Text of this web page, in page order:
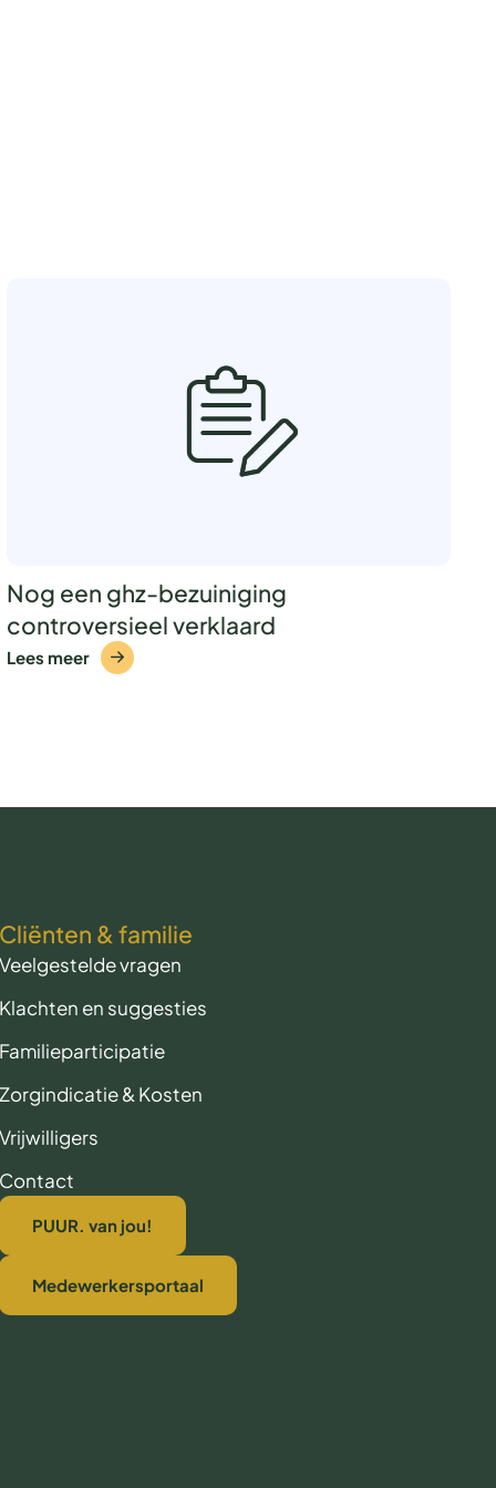
Nog een ghz-bezuiniging
controversieel verklaard
Lees meer
& familie
vragen
en suggesties
& Kosten
PUUR. van jou!
Medewerkersportaal